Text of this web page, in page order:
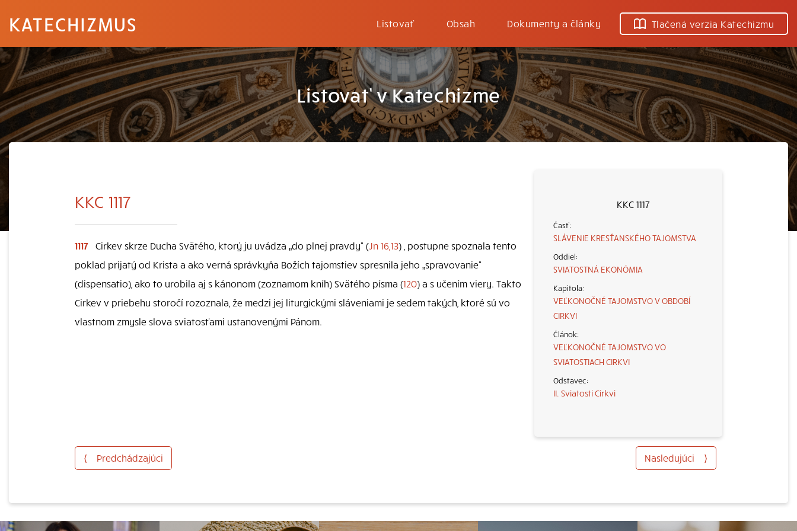
KATECHIZMUS Listovať Obsah Dokumenty a články Tlačená verzia Katechizmu
Listovať v Katechizme
KKC 1117
SLÁVENIE KRESŤANSKÉHO TAJOMSTVA
SVIATOSTNÁ EKONÓMIA
VEĽKONOČNÉ TAJOMSTVO V OBDOBÍ
CIRKVI
VEĽKONOČNÉ TAJOMSTVO VO
SVIATOSTIACH CIRKVI
II. Sviatosti Cirkvi
KKC 1117
1117 Cirkev skrze Ducha Svätého, ktorý ju uvádza „do plnej pravdy“ (Jn 16,13) , postupne spoznala tento
poklad prijatý od Krista a ako verná správkyňa Božích tajomstiev spresnila jeho „spravovanie“
(dispensatio), ako to urobila aj s kánonom (zoznamom kníh) Svätého písma (120) a s učením viery. Takto
Cirkev v priebehu storočí rozoznala, že medzi jej liturgickými sláveniami je sedem takých, ktoré sú vo
vlastnom zmysle slova sviatosťami ustanovenými Pánom.
⟨ Predchádzajúci Nasledujúci ⟩